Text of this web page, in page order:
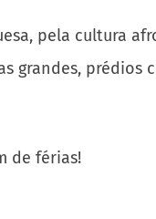
pela cultura
grandes, prédios
de férias!